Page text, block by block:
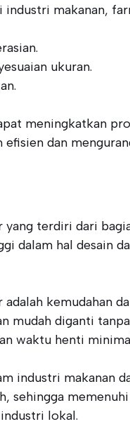
makanan,
ukuran.
meningkatkan
dan
terdiri dari
hal desain
kemudahan
mudah diganti
waktu henti
industri makanan
sehingga
lokal.